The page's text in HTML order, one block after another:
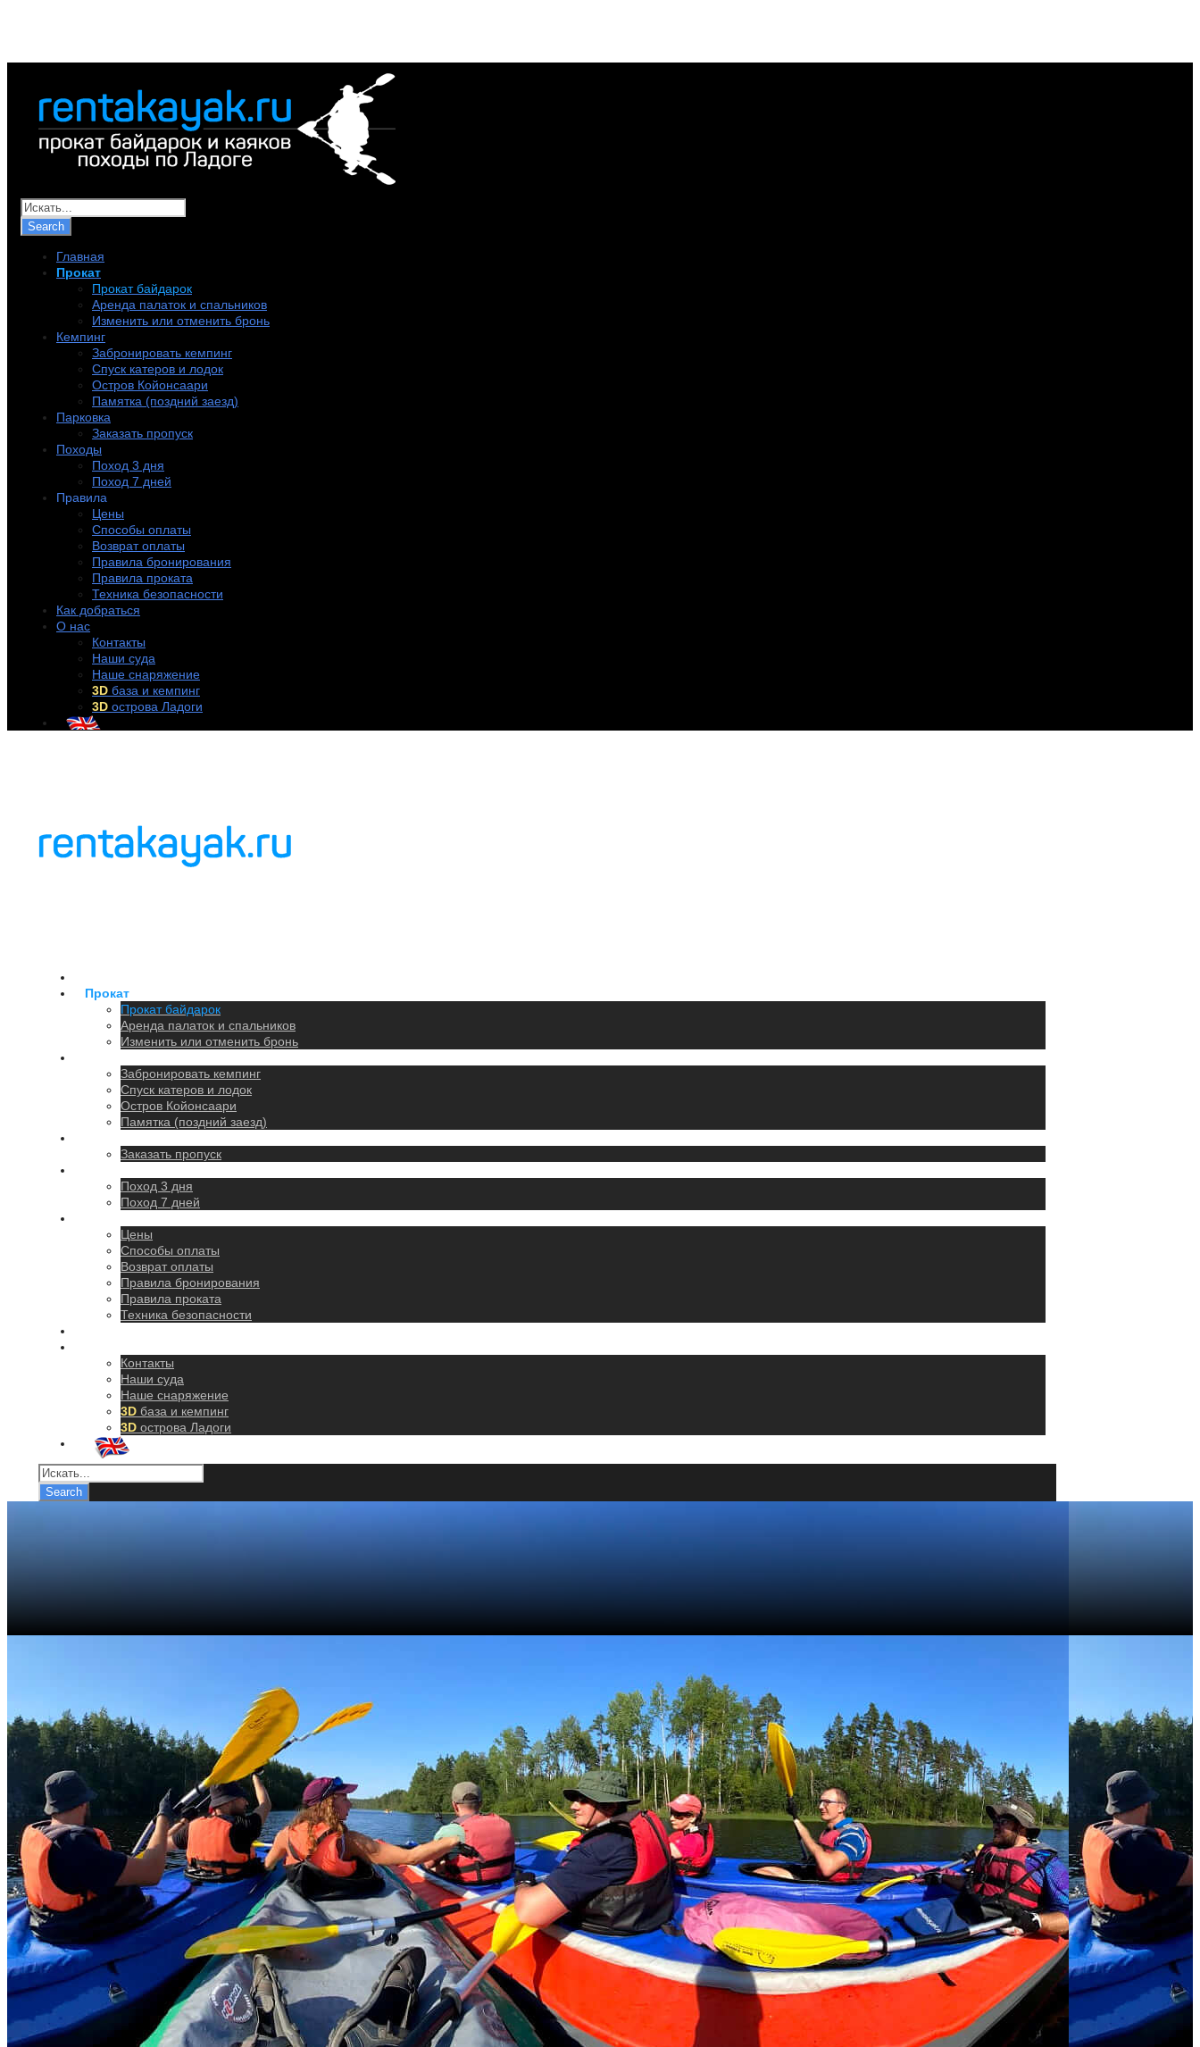
Главная
Прокат
Прокат байдарок
Аренда палаток и спальников
Изменить или отменить бронь
Кемпинг
Забронировать кемпинг
Спуск катеров и лодок
Остров Койонсаари
Памятка (поздний заезд)
Парковка
Заказать пропуск
Походы
Поход 3 дня
Поход 7 дней
Правила
Цены
Способы оплаты
Возврат оплаты
Правила бронирования
Правила проката
Техника безопасности
Как добраться
О нас
Контакты
Наши суда
Наше снаряжение
3D база и кемпинг
3D острова Ладоги
Прокат
Прокат байдарок
Аренда палаток и спальников
Изменить или отменить бронь
Забронировать кемпинг
Спуск катеров и лодок
Остров Койонсаари
Памятка (поздний заезд)
Заказать пропуск
Поход 3 дня
Поход 7 дней
Цены
Способы оплаты
Возврат оплаты
Правила бронирования
Правила проката
Техника безопасности
Контакты
Наши суда
Наше снаряжение
3D база и кемпинг
3D острова Ладоги